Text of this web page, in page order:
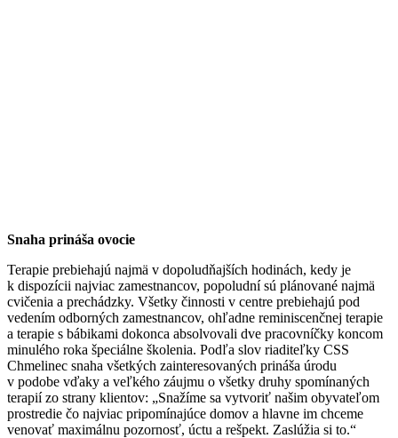
Snaha prináša ovocie
Terapie prebiehajú najmä v dopoludňajších hodinách, kedy je
k dispozícii najviac zamestnancov, popoludní sú plánované najmä
cvičenia a prechádzky. Všetky činnosti v centre prebiehajú pod
vedením odborných zamestnancov, ohľadne reminiscenčnej terapie
a terapie s bábikami dokonca absolvovali dve pracovníčky koncom
minulého roka špeciálne školenia. Podľa slov riaditeľky CSS
Chmelinec snaha všetkých zainteresovaných prináša úrodu
v podobe vďaky a veľkého záujmu o všetky druhy spomínaných
terapií zo strany klientov: „Snažíme sa vytvoriť našim obyvateľom
prostredie čo najviac pripomínajúce domov a hlavne im chceme
venovať maximálnu pozornosť, úctu a rešpekt. Zaslúžia si to.“